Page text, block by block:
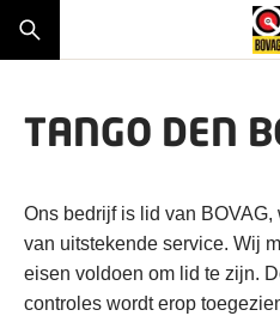
TANGO DEN
Ons bedrijf is lid van
van uitstekende service. Wij
eisen voldoen om lid te zijn.
controles wordt erop